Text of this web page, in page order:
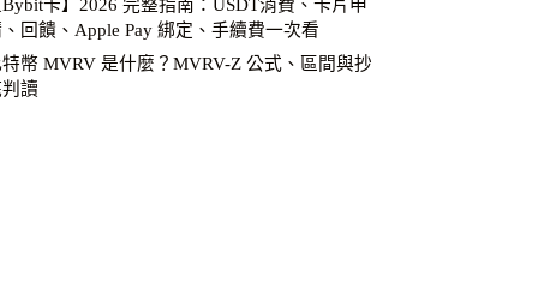
Bybit卡】2026 完整指南：USDT消費、卡片申
回饋、Apple Pay 綁定、手續費一次看
特幣 MVRV 是什麼？MVRV-Z 公式、區間與抄
讀